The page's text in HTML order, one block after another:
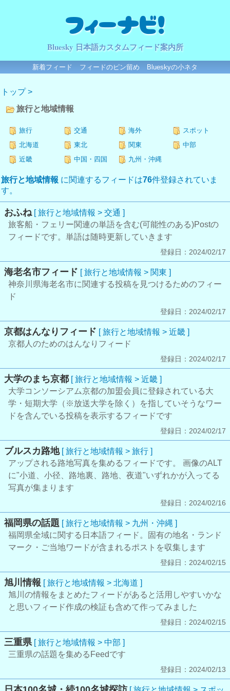
フィーナビ！
Bluesky 日本語カスタムフィード案内所
新着フィード フィードのピン留め Blueskyの小ネタ
トップ>
旅行と地域情報
旅行 交通 海外
スポット
北海道
東北 関東
中部
近畿
中国・四国 九州・沖縄
旅行と地域情報 に関連するフィードは76件登録されていま
す。
おふね [ 旅行と地域情報 > 交通 ]
旅客船・フェリー関連の単語を含む(可能性のある)Postの
フィードです。単語は随時更新していきます
登録日：2024/02/17
海老名市フィード [ 旅行と地域情報 > 関東 ]
神奈川県海老名市に関連する投稿を見つけるためのフィー
ド
登録日：2024/02/17
京都はんなりフィード [ 旅行と地域情報 > 近畿 ]
京都人のためのはんなりフィード
登録日：2024/02/17
大学のまち京都 [ 旅行と地域情報 > 近畿 ]
大学コンソーシアム京都の加盟会員に登録されている大
学・短期大学（※放送大学を除く）を指していそうなワー
ドを含んでいる投稿を表示するフィードです
登録日：2024/02/17
ブルスカ路地[ 旅行と地域情報 > 旅行 ]
アップされる路地写真を集めるフィードです。 画像のALT
に"小道、小径、路地裏、路地、夜道"いずれかが入ってる
写真が集まります
登録日：2024/02/16
福岡県の話題 [ 旅行と地域情報 > 九州・沖縄 ]
福岡県全域に関する日本語フィード。固有の地名・ランド
マーク・ご当地ワードが含まれるポストを収集します
登録日：2024/02/15
旭川情報 [ 旅行と地域情報 > 北海道 ]
旭川の情報をまとめたフィードがあると活用しやすいかな
と思いフィード作成の検証も含めて作ってみました
登録日：2024/02/15
三重県 [ 旅行と地域情報 > 中部 ]
三重県の話題を集めるFeedです
登録日：2024/02/13